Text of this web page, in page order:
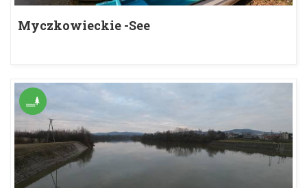
Myczkowieckie -See